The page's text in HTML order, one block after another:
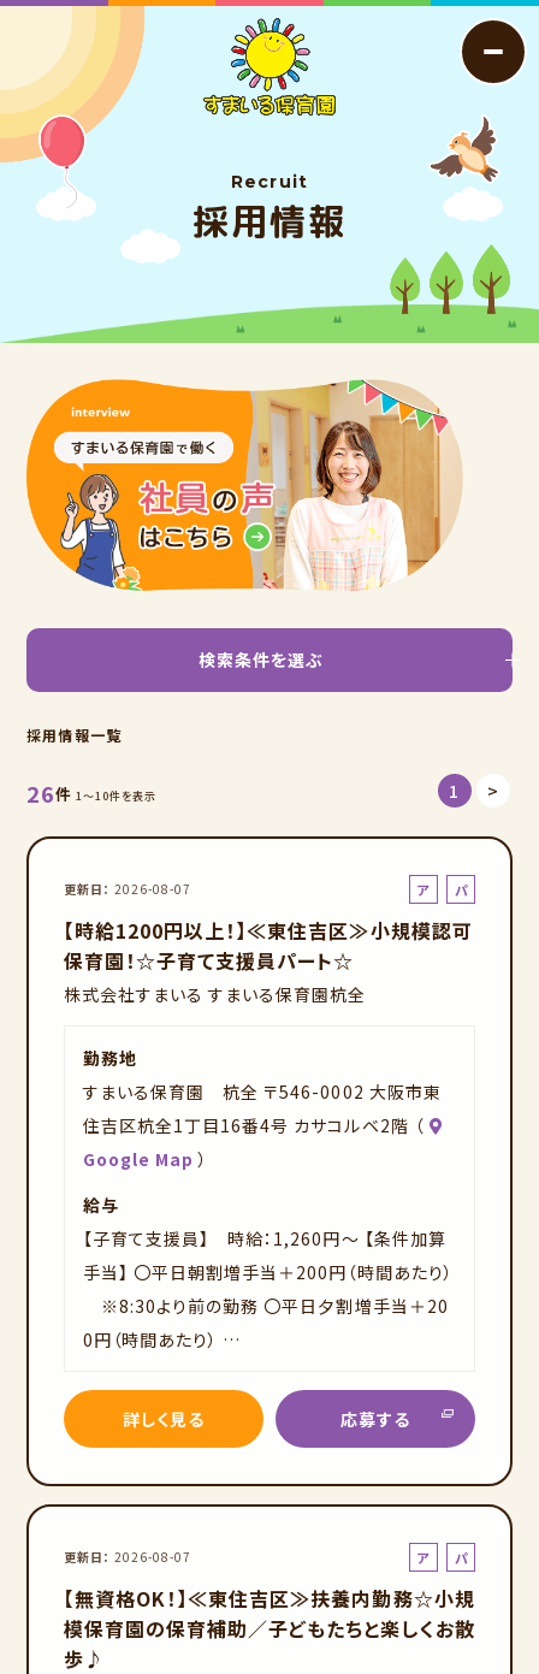
Recruit
採用情報
検索条件を選ぶ
採用情報一覧
26件 1～10件を表示 1 >
更新日 2026-08-07
ア
バ
パ
ト
【時給1200円以上！】≪東住吉区≫小規模認可
保育園！☆子育て支援員パート☆
株式会社すまいる すまいる保育園杭全
勤務地
すまいる保育園 杭全 〒546-0002 大阪市東
住吉区杭全1丁目16番4号 カサコルベ2階 （
Google Map ）
給与
【子育て支援員】 時給：1,260円～ 【条件加算
手当】 〇平日朝割増手当＋200円（時間あたり）
※8:30より前の勤務 〇平日夕割増手当＋20
0円（時間あたり） …
詳しく見る 応募する
更新日 2026-08-07
ア
バ
イ
パ
ト
【無資格OK！】≪東住吉区≫扶養内勤務☆小規
模保育園の保育補助／子どもたちと楽しくお散
歩♪